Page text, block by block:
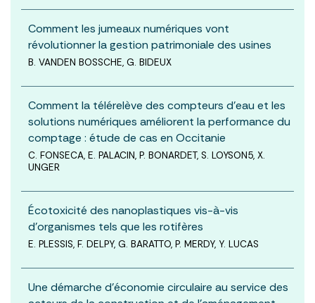
Comment les jumeaux numériques vont
révolutionner la gestion patrimoniale des usines
B. VANDEN BOSSCHE, G. BIDEUX
Comment la télérelève des compteurs d’eau et les
solutions numériques améliorent la performance du
comptage : étude de cas en Occitanie
C. FONSECA, E. PALACIN, P. BONARDET, S. LOYSON5, X.
UNGER
Écotoxicité des nanoplastiques vis-à-vis
d’organismes tels que les rotifères
E. PLESSIS, F. DELPY, G. BARATTO, P. MERDY, Y. LUCAS
Une démarche d’économie circulaire au service des